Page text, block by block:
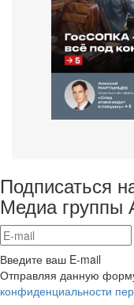
Подписаться
Медиа группы
Введите ваш E-mail
Отправляя данную
конфиденциальности